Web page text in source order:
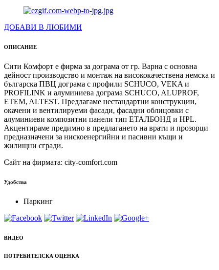
ДОБАВИ В ЛЮБИМИ
ОПИСАНИЕ
Сити Комфорт е фирма за дограма от гр. Варна с основна
дейност производство и монтаж на висококачествена немска и
българска ПВЦ дограма с профили SCHUCO, VEKA и
PROFILINK и алуминиева дограма SCHUCO, ALUPROF,
ETEM, ALTEST. Предлагаме нестандартни конструкции,
окачени и вентилируеми фасади, фасадни облицовки с
алуминиеви композитни панели тип ЕТАЛБОНД и HPL.
Акцентираме предимно в предлагането на врати и прозорци
предназначени за нискоенергийни и пасивни къщи и
жилищни сгради.
Сайт на фирмата: city-comfort.com
Удобства
Паркинг
ВИДЕО
ПОТРЕБИТЕЛСКА ОЦЕНКА